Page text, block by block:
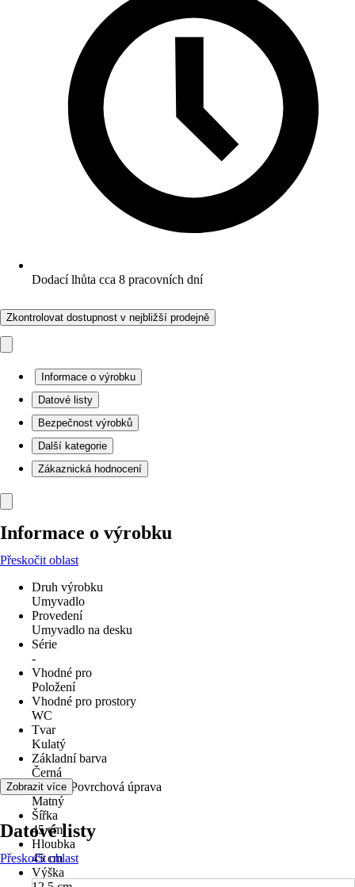
Dodací lhůta cca 8 pracovních dní
Zkontrolovat dostupnost v nejbližší prodejně
Informace o výrobku
Datové listy
Bezpečnost výrobků
Další kategorie
Zákaznická hodnocení
Informace o výrobku
Přeskočit oblast
Druh výrobku
Umyvadlo
Provedení
Umyvadlo na desku
Série
-
Vhodné pro
Položení
Vhodné pro prostory
WC
Tvar
Kulatý
Základní barva
Černá
Povrch/Povrchová úprava
Matný
Šířka
45 cm
Hloubka
45 cm
Výška
Zobrazit více
Datové listy
Přeskočit oblast